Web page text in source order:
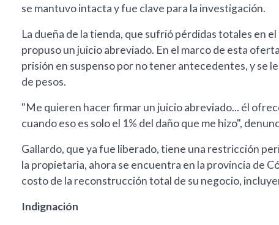
se mantuvo intacta y fue clave para la investigación.
La dueña de la tienda, que sufrió pérdidas totales en
propuso un juicio abreviado. En el marco de esta
prisión en suspenso por no tener antecedentes, y se
de pesos.
"Me quieren hacer firmar un juicio abreviado... él
cuando eso es solo el 1% del daño que me hizo",
Gallardo, que ya fue liberado, tiene una restricción
la propietaria, ahora se encuentra en la provincia de
costo de la reconstrucción total de su negocio,
Indignación